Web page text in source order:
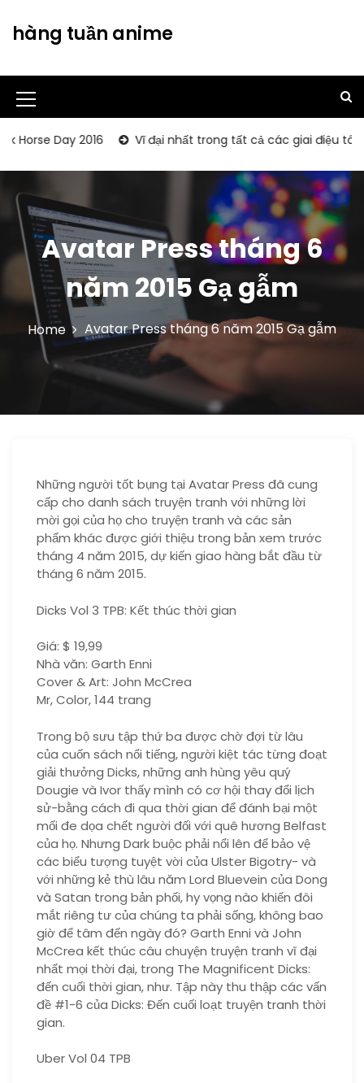
t
c
t
hàng tuần anime
M
e
n
u
I
c
o
n
Day 2016 Vĩ đại nhất trong tất cả các giai điệu tôn vinh
Avatar Press tháng 6
năm 2015 Gạ gẫm
Home Avatar Press tháng 6 năm 2015 Gạ gẫm
Những người tốt bụng tại Avatar Press đã cung
cấp cho danh sách truyện tranh với những lời
mời gọi của họ cho truyện tranh và các sản
phẩm khác được giới thiệu trong bản xem trước
tháng 4 năm 2015, dự kiến giao hàng bắt đầu từ
tháng 6 năm 2015.
Dicks Vol 3 TPB: Kết thúc thời gian
Giá: $ 19,99
Nhà văn: Garth Enni
Cover & Art: John McCrea
Mr, Color, 144 trang
Trong bộ sưu tập thứ ba được chờ đợi từ lâu
của cuốn sách nổi tiếng, người kiệt tác từng đoạt
giải thưởng Dicks, những anh hùng yêu quý
Dougie và Ivor thấy mình có cơ hội thay đổi lịch
sử-bằng cách đi qua thời gian để đánh bại một
mối đe dọa chết người đối với quê hương Belfast
của họ. Nhưng Dark buộc phải nổi lên để bảo vệ
các biểu tượng tuyệt vời của Ulster Bigotry- và
với những kẻ thù lâu năm Lord Bluevein của Dong
và Satan trong bản phối, hy vọng nào khiến đôi
mắt riêng tư của chúng ta phải sống, không bao
giờ để tâm đến ngày đó? Garth Enni và John
McCrea kết thúc câu chuyện truyện tranh vĩ đại
nhất mọi thời đại, trong The Magnificent Dicks:
đến cuối thời gian, như. Tập này thu thập các vấn
đề #1-6 của Dicks: Đến cuối loạt truyện tranh thời
gian.
Uber Vol 04 TPB